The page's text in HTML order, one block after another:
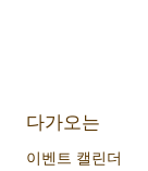
다가오는
이벤트 캘린더